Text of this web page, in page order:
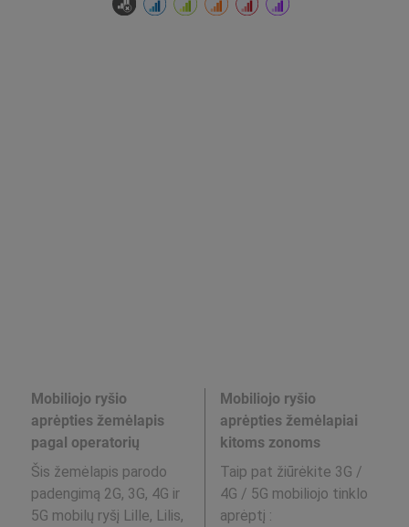
Mobiliojo ryšio
aprėpties žemėlapis
pagal operatorių
Šis žemėlapis parodo
padengimą 2G, 3G, 4G ir
5G mobilų ryšį Lille, Lilis,
Mobiliojo ryšio
aprėpties žemėlapiai
kitoms zonoms
Taip pat žiūrėkite 3G /
4G / 5G mobiliojo tinklo
aprėptį :